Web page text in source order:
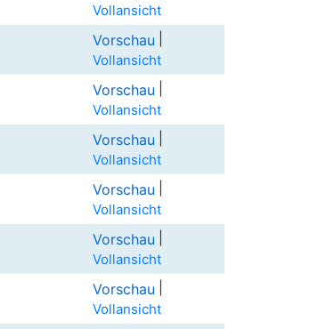
Vollansicht
Vorschau
Vollansicht
Vorschau
Vollansicht
Vorschau
Vollansicht
Vorschau
Vollansicht
Vorschau
Vollansicht
Vorschau
Vollansicht